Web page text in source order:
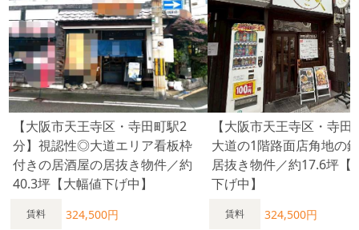
【大阪市天王寺区・寺田町駅2
分】視認性◎大道エリア看板枠
付きの居酒屋の居抜き物件／約
40.3坪【大幅値下げ中】
賃料 324,500円
【大阪市天王寺区・寺田
大道の1階路面店角地の
居抜き物件／約17.6坪【
下げ中】
賃料 324,500円